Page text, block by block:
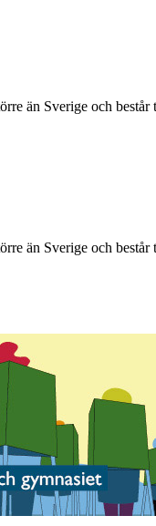
än Sverige och
än Sverige och